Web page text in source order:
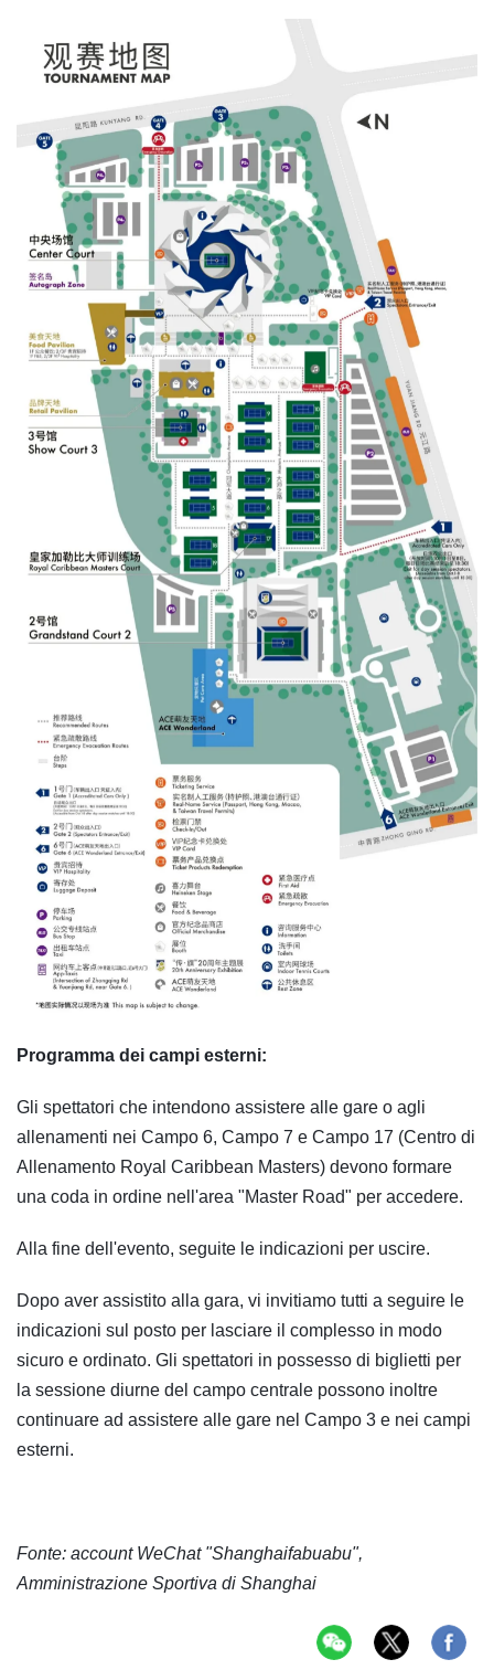
Programma dei campi esterni:
Gli spettatori che intendono assistere alle gare o agli
allenamenti nei Campo 6, Campo 7 e Campo 17 (Centro di
Allenamento Royal Caribbean Masters) devono formare
una coda in ordine nell'area "Master Road" per accedere.
Alla fine dell'evento, seguite le indicazioni per uscire.
Dopo aver assistito alla gara, vi invitiamo tutti a seguire le
indicazioni sul posto per lasciare il complesso in modo
sicuro e ordinato. Gli spettatori in possesso di biglietti per
la sessione diurne del campo centrale possono inoltre
continuare ad assistere alle gare nel Campo 3 e nei campi
esterni.
Fonte: account WeChat "Shanghaifabuabu",
Amministrazione Sportiva di Shanghai